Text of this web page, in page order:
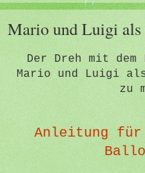
Mario und Luigi
Der Dreh mit
Mario und Luigi
zu
Anleitung für